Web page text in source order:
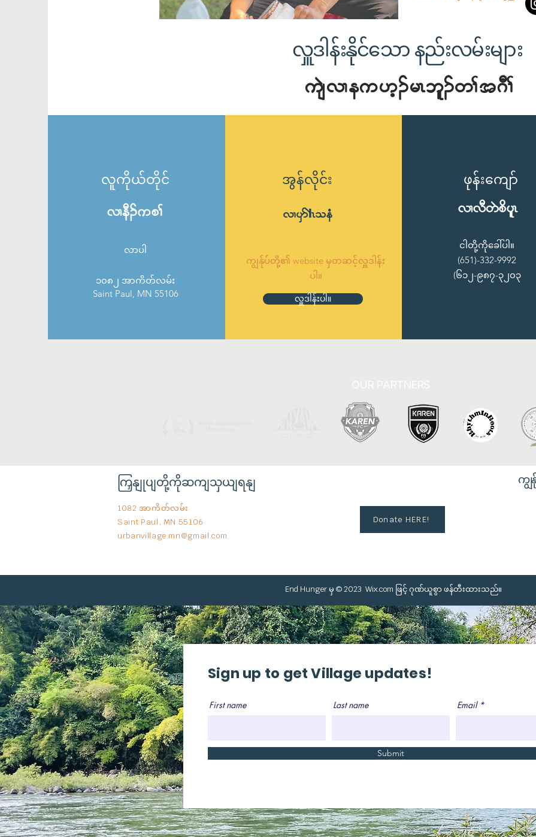
လှူဒါန်းနိုင်သော နည်းလမ်းများ
usJvXeu[h.rRbl.w>t*D>
လူကိုယ်တိုင်
vXeD.up>
လာပါ
၁၀၈၂ အာကိတ်လမ်း
Saint Paul, MN 55106
အွန်လိုင်း
vXySm၊JRoeH
ကျွန်ုပ်တို့၏ website မှတဆင့်လှူဒါန်း
ပါ။
လှူဒါန်းပါ။
ဖုန်းကျော်
vXvDwJpdylR
ငါတို့ကိုခေါ်ပါ။
(651)-332-9992
(၆၁၂-၉၈၇-၃၂၀၃
ကြှနျုပျတို့ကိုဆကျသှယျရနျ
1082 အာကိတ်လမ်း
Saint Paul, MN 55106
urbanvillage.mn@gmail.com
ကျွ
Donate HERE!
End Hunger မှ © 2023 Wix.com ဖြင့် ဂုဏ်ယူစွာ ဖန်တီးထားသည်။
Sign up to get Village updates!
First name Last name Email
Submit